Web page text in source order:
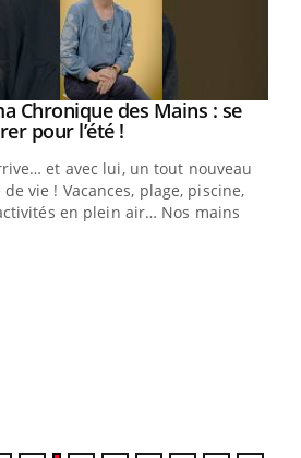
Chronique des Mains : se
pour l’été !Youtube
et avec lui, un tout nouveau
vie ! Vacances, plage, piscine,
en plein air… Nos mains